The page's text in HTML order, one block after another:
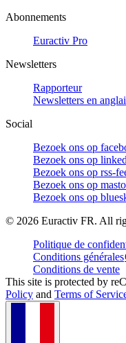
Abonnements
Euractiv Pro
Newsletters
Rapporteur
Newsletters en
Social
Bezoek ons op
Bezoek ons op
Bezoek ons op rss-
Bezoek ons op
Bezoek ons op
© 2026 Euractiv FR. All
Politique de
Conditions générales
Conditions de vente
This site is protected by
Policy and Terms of